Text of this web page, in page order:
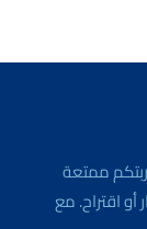
ممتعة
اقتراح. مع